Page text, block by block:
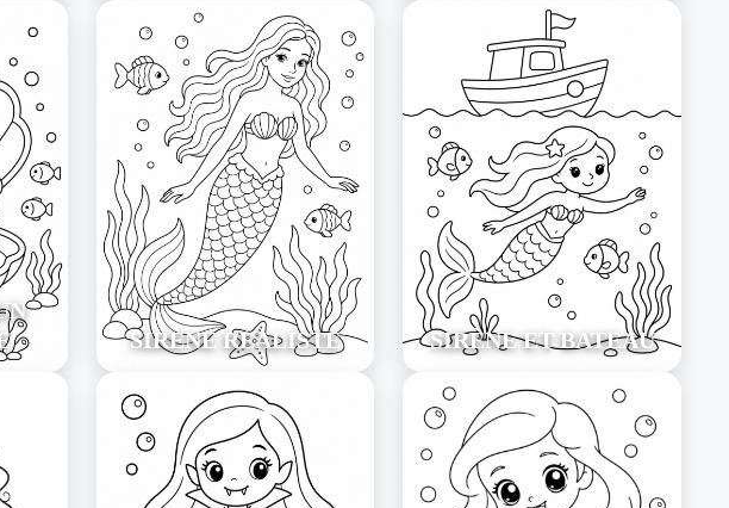
SIRÈNE RÉALISTE SIRÈNE ET BATEAU